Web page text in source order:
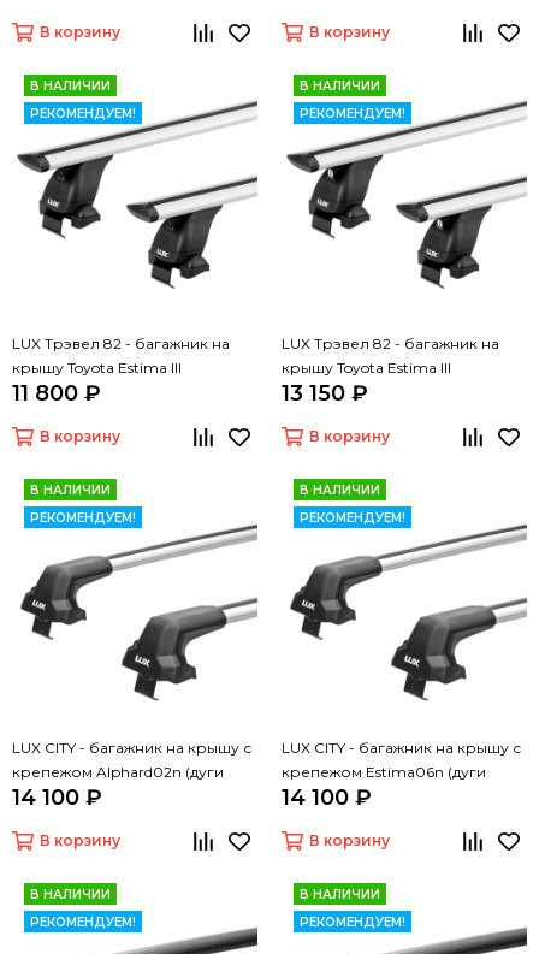
В корзину В корзину
В НАЛИЧИИ
РЕКОМЕНДУЕМ!
LUX Трэвел 82 - багажник на
крышу Toyota Estima III
11 800 ₽
В корзину
В НАЛИЧИИ
РЕКОМЕНДУЕМ!
LUX Трэвел 82 - багажник на
крышу Toyota Estima III
13 150 ₽
В корзину
В НАЛИЧИИ
РЕКОМЕНДУЕМ!
LUX CITY - багажник на крышу с
крепежом Alphard02n (дуги
крыловидные серые, 1,05м)
14 100 ₽
В корзину
В НАЛИЧИИ
РЕКОМЕНДУЕМ!
LUX CITY - багажник на крышу с
крепежом Estima06n (дуги
крыловидные серые, 1,05м)
14 100 ₽
В корзину
В НАЛИЧИИ
РЕКОМЕНДУЕМ!
В НАЛИЧИИ
РЕКОМЕНДУЕМ!